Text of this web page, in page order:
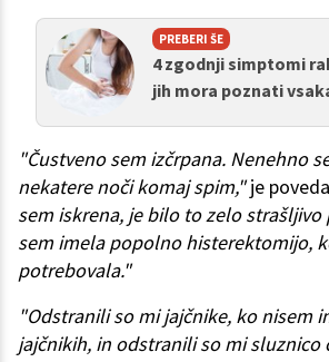
PREBERI ŠE
4 zgodnji simptomi
jih mora poznati
"Čustveno sem izčrpana. Nenehno
nekatere noči komaj spim,"je
sem iskrena, je bilo to zelo
sem imela popolno histerektomijo,
potrebovala."
"Odstranili so mi jajčnike, ko nisem
jajčnikih, in odstranili so mi sluznico